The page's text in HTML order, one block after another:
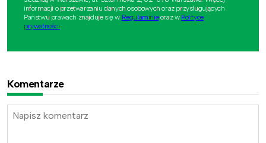
informacji o przetwarzaniu danych osobowych oraz przysługujących
Państwu prawach znajduje się w Regulaminieoraz w Polityce
prywatności.
Komentarze